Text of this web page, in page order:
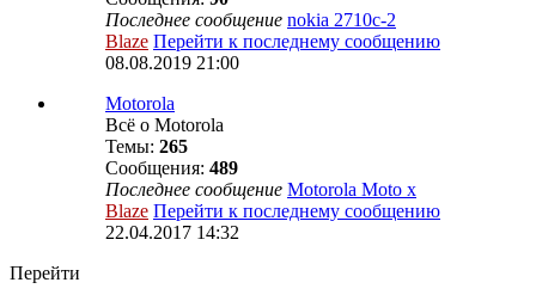
Последнее сообщение nokia 2710c-2
Blaze Перейти к последнему сообщению
08.08.2019 21:00
Motorola
Всё о Motorola
Темы: 265
Сообщения: 489
Последнее сообщение Motorola Moto x
Blaze Перейти к последнему сообщению
22.04.2017 14:32
Перейти